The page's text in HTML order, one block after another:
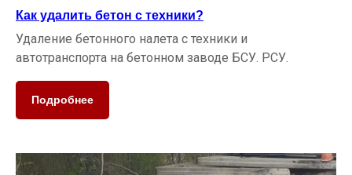
Как удалить бетон с техники?
Удаление бетонного налета с техники и
автотранспорта на бетонном заводе БСУ. РСУ.
Подробнее